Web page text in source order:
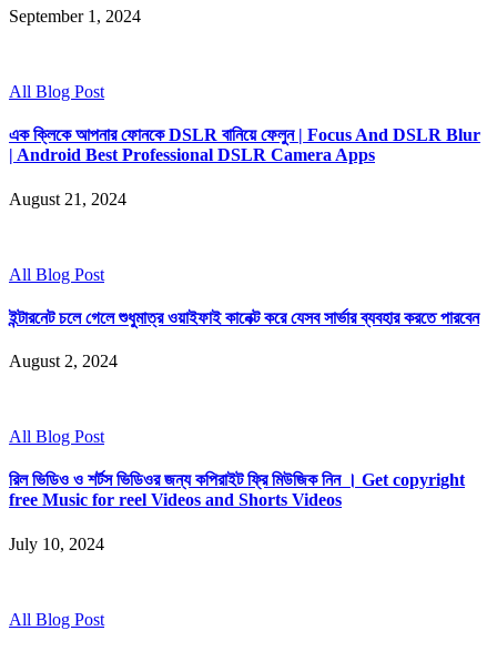
September 1, 2024
All Blog Post
এক ক্লিকে আপনার ফোনকে DSLR বানিয়ে ফেলুন | Focus And DSLR Blur
| Android Best Professional DSLR Camera Apps
August 21, 2024
All Blog Post
ইন্টারনেট চলে গেলে শুধুমাত্র ওয়াইফাই কানেক্ট করে যেসব সার্ভার ব্যবহার করতে পারবেন
August 2, 2024
All Blog Post
রিল ভিডিও ও শর্টস ভিডিওর জন্য কপিরাইট ফ্রি মিউজিক নিন । Get copyright
free Music for reel Videos and Shorts Videos
July 10, 2024
All Blog Post